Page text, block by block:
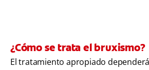
¿Cómo se trata el bruxismo?
El tratamiento apropiado